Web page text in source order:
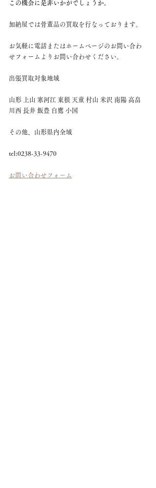
この機会に是非いかがでしょうか。
加納屋では骨董品の買取を行なっております。
お気軽に電話またはホームページのお問い合わ
せフォームよりお問い合わせください。
出張買取対象地域
山形 上山 寒河江 東根 天童 村山 米沢 南陽 高畠
川西 長井 飯豊 白鷹 小国
その他、山形県内全域
tel:0238-33-9470
お問い合わせフォーム